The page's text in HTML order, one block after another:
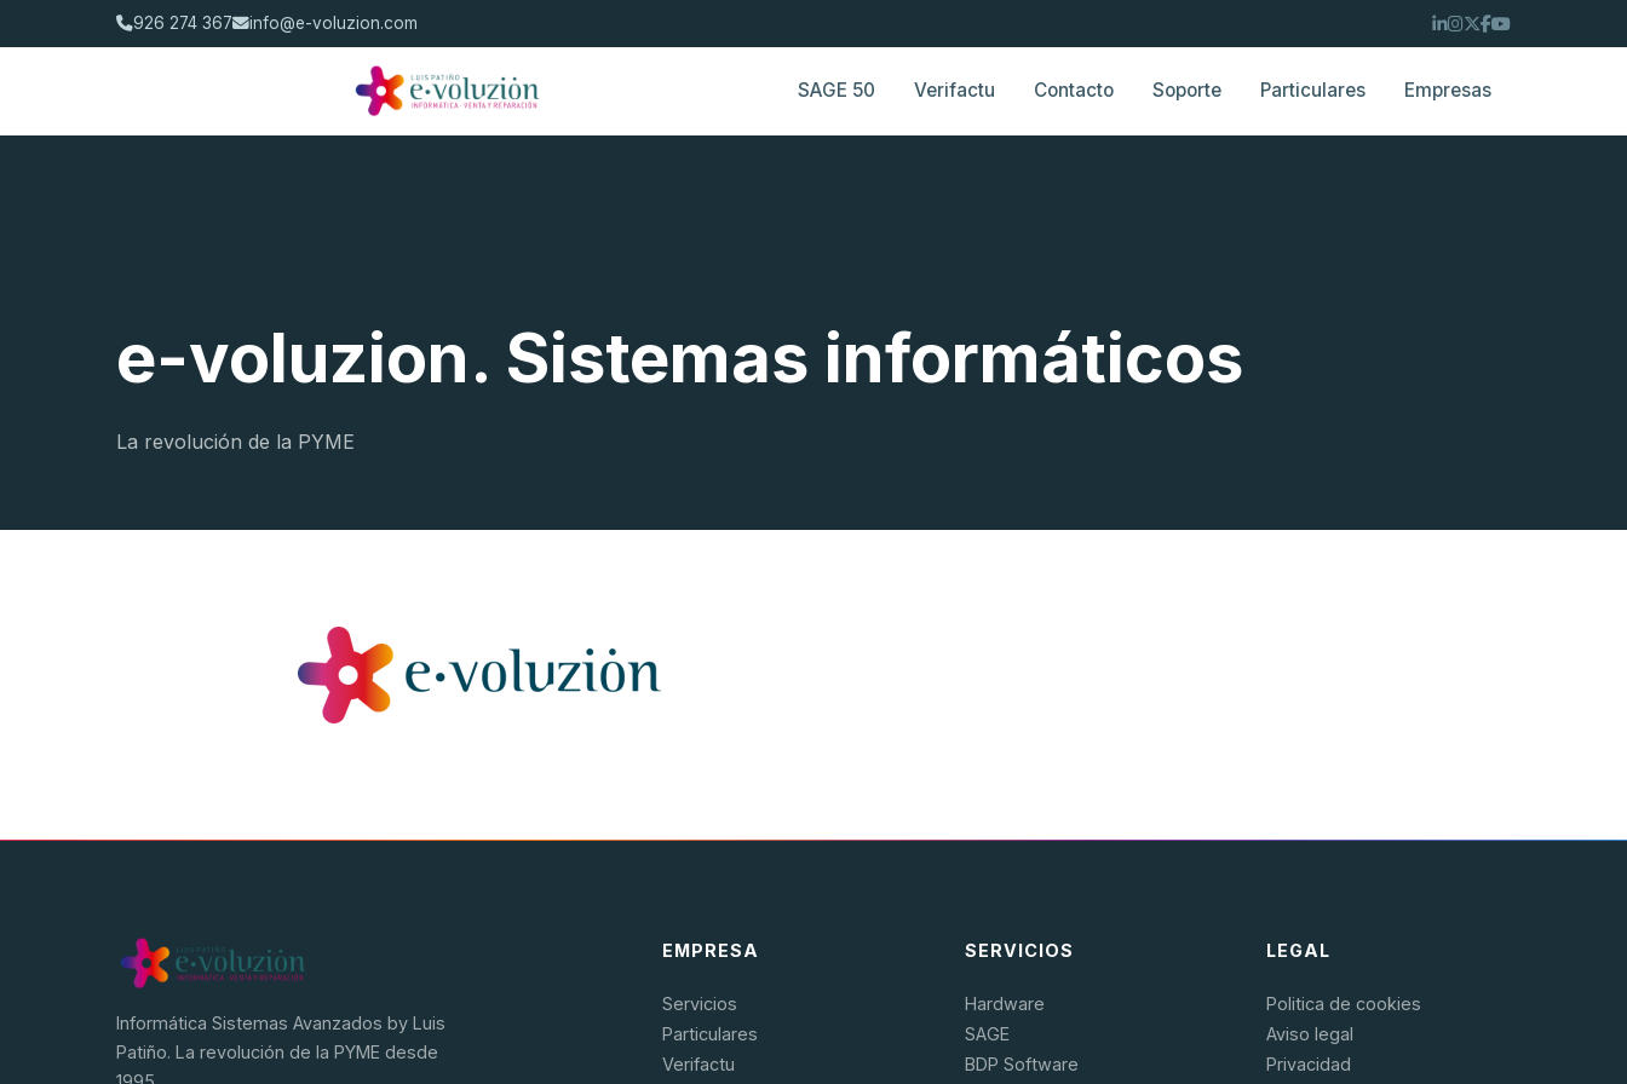
926 274 367 info@e-voluzion.com
SAGE 50 Verifactu Contacto Soporte Particulares Empresas
e-voluzion. Sistemas informáticos
La revolución de la PYME
Informática Sistemas Avanzados by Luis
Patiño. La revolución de la PYME desde
EMPRESA
Servicios
Particulares
Verifactu
SERVICIOS
Hardware
SAGE
BDP Software
LEGAL
Politica de cookies
Aviso legal
Privacidad